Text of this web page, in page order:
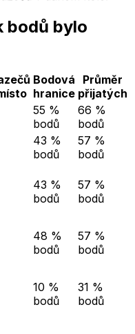
bodů bylo
Bodová
hranice
Průměr
přijatých
55 %
bodů
66 %
bodů
43 %
bodů
57 %
bodů
43 %
bodů
57 %
bodů
48 %
bodů
57 %
bodů
10 %
bodů
31 %
bodů